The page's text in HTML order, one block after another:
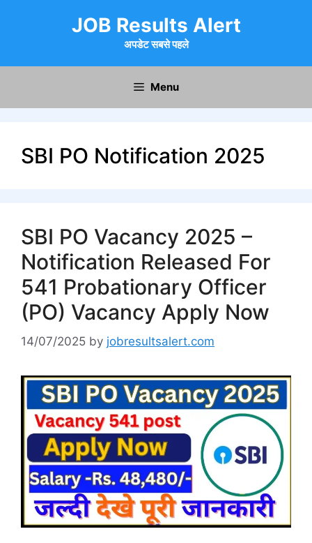
JOB Results Alert
अपडेट सबसे पहले
Menu
SBI PO Notification 2025
SBI PO Vacancy 2025 –
Notification Released For
541 Probationary Officer
(PO) Vacancy Apply Now
14/07/2025 by jobresultsalert.com